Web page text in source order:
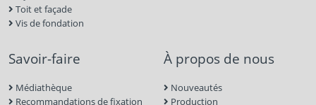
Toit et façade
Vis de fondation
Savoir-faire
Médiathèque
Recommandations de fixation
À propos de nous
Nouveautés
Production